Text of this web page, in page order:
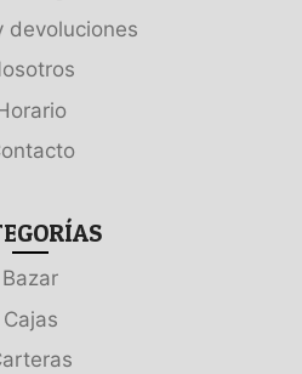
devoluciones
Bazar
Cajas